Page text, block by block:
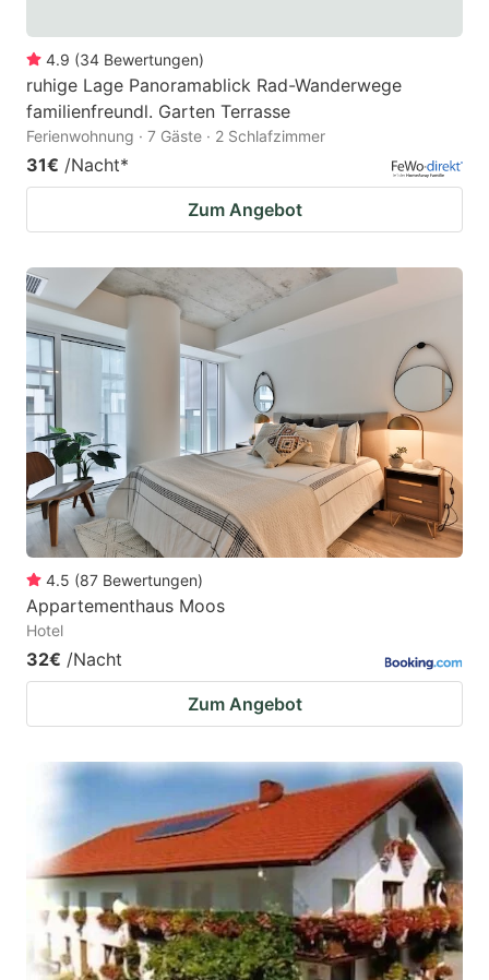
4.9 (34 Bewertungen)
ruhige Lage Panoramablick Rad-Wanderwege
familienfreundl. Garten Terrasse
Ferienwohnung · 7 Gäste · 2 Schlafzimmer
31€ /Nacht*
Zum Angebot
4.5 (87 Bewertungen)
Appartementhaus Moos
Hotel
32€ /Nacht
Zum Angebot